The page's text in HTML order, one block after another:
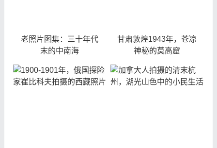
老照片图集：三十年代
末的中南海
甘肃敦煌1943年，苍凉
神秘的莫高窟